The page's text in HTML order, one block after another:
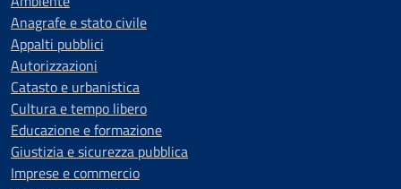
Anagrafe e stato civile
Appalti pubblici
Autorizzazioni
Catasto e urbanistica
Cultura e tempo libero
Educazione e formazione
Giustizia e sicurezza pubblica
Imprese e commercio